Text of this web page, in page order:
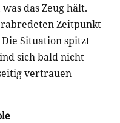
das Zeug hält.
Zeitpunkt
Situation spitzt
sich bald nicht
vertrauen